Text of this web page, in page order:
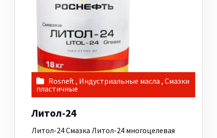
Rosneft, Индустриальные масла , Смазки
пластичные
Литол-24
Литол-24 Смазка Литол-24 многоцелевая